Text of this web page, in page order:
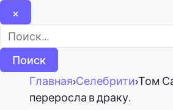
×
Найти:
Главная›Селебрити›Том
переросла в драку.